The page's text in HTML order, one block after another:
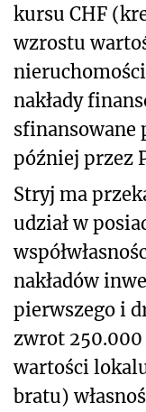
kursu CHF
wzrostu
nakłady
sfinansowane
później przez
Stryj ma
udział w
nakładów
pierwszego i
zwrot 250.000
wartości
bratu)